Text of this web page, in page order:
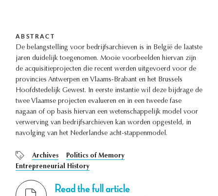
ABSTRACT
De belangstelling voor bedrijfsarchieven is in België de laatste
jaren duidelijk toegenomen. Mooie voorbeelden hiervan zijn
de acquisitieprojecten die recent werden uitgevoerd voor de
provincies Antwerpen en Vlaams-Brabant en het Brussels
Hoofdstedelijk Gewest. In eerste instantie wil deze bijdrage de
twee Vlaamse projecten evalueren en in een tweede fase
nagaan of op basis hiervan een wetenschappelijk model voor
verwerving van bedrijfsarchieven kan worden opgesteld, in
navolging van het Nederlandse acht-stappenmodel.
Archives
Politics of Memory
Entrepreneurial History
Read the full article